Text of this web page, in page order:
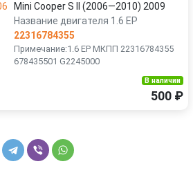
Mini Cooper S II (2006—2010) 2009
Название двигателя 1.6 EP
22316784355
Примечание:1.6 EP МКПП 22316784355
678435501 G2245000
В наличии
500 ₽